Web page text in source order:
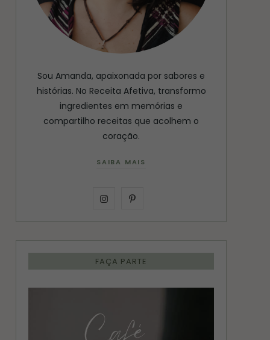
Sou Amanda, apaixonada por sabores e
histórias. No Receita Afetiva, transformo
ingredientes em memórias e
compartilho receitas que acolhem o
coração.
SAIBA MAIS
I
n
s
t
a
P
i
n
t
e
e
FAÇA PARTE